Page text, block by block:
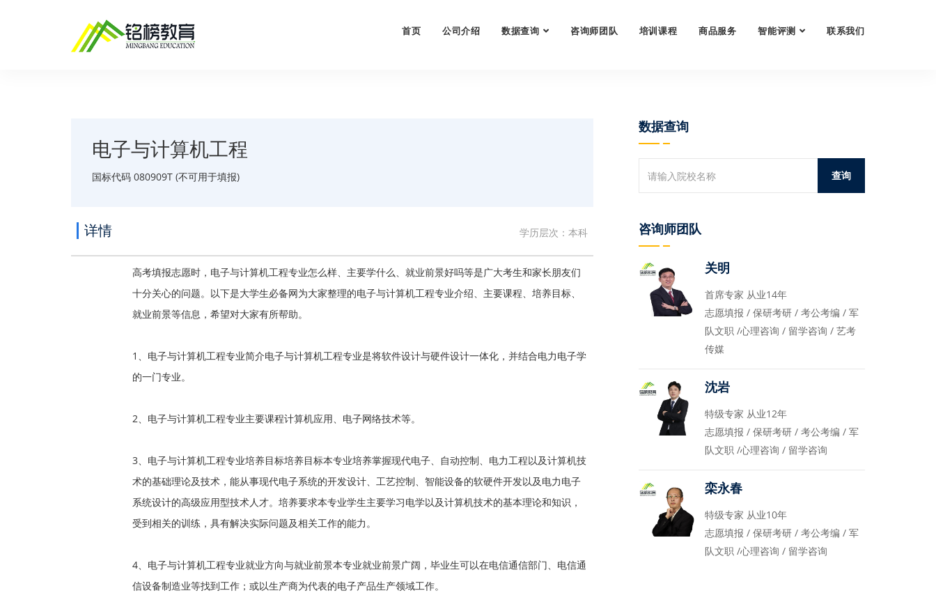
首页 公司介绍 数据查询 咨询师团队 培训课程 商品服务 智能评测 联系我们
电子与计算机工程
国标代码 080909T (不可用于填报)
详情 学历层次：本科
高考填报志愿时，电子与计算机工程专业怎么样、主要学什么、就业前景好吗等是广大考生和家长朋友们
十分关心的问题。以下是大学生必备网为大家整理的电子与计算机工程专业介绍、主要课程、培养目标、
就业前景等信息，希望对大家有所帮助。
1、电子与计算机工程专业简介电子与计算机工程专业是将软件设计与硬件设计一体化，并结合电力电子学
的一门专业。
2、电子与计算机工程专业主要课程计算机应用、电子网络技术等。
3、电子与计算机工程专业培养目标培养目标本专业培养掌握现代电子、自动控制、电力工程以及计算机技
术的基础理论及技术，能从事现代电子系统的开发设计、工艺控制、智能设备的软硬件开发以及电力电子
系统设计的高级应用型技术人才。培养要求本专业学生主要学习电学以及计算机技术的基本理论和知识，
受到相关的训练，具有解决实际问题及相关工作的能力。
4、电子与计算机工程专业就业方向与就业前景本专业就业前景广阔，毕业生可以在电信通信部门、电信通
信设备制造业等找到工作；或以生产商为代表的电子产品生产领域工作。
数据查询
咨询师团队
关明
首席专家 从业14年
志愿填报 / 保研考研 / 考公考编 / 军
队文职 /心理咨询 / 留学咨询 / 艺考
传媒
沈岩
特级专家 从业12年
志愿填报 / 保研考研 / 考公考编 / 军
队文职 /心理咨询 / 留学咨询
栾永春
特级专家 从业10年
志愿填报 / 保研考研 / 考公考编 / 军
队文职 /心理咨询 / 留学咨询